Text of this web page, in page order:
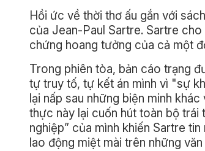
Hồi ức về thời thơ ấu gắn với
của Jean-Paul Sartre. Sartre
chứng hoang tưởng của cả một
Trong phiên tòa, bản cáo trạng
tự truy tố, tự kết án mình vì "sự
lại nấp sau những biện minh
thực này lại cuốn hút toàn bộ trái
nghiệp” của mình khiến Sartre
lao động miệt mài trên những văn